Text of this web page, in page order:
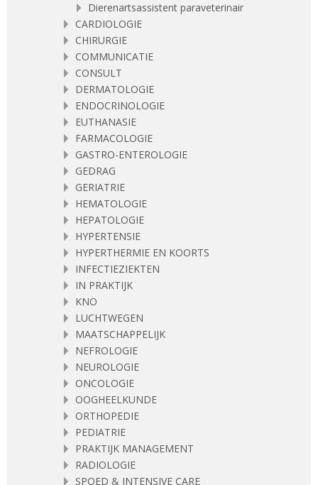
Dierenartsassistent paraveterinair
CARDIOLOGIE
CHIRURGIE
COMMUNICATIE
CONSULT
DERMATOLOGIE
ENDOCRINOLOGIE
EUTHANASIE
FARMACOLOGIE
GASTRO-ENTEROLOGIE
GEDRAG
GERIATRIE
HEMATOLOGIE
HEPATOLOGIE
HYPERTENSIE
HYPERTHERMIE EN KOORTS
INFECTIEZIEKTEN
IN PRAKTIJK
KNO
LUCHTWEGEN
MAATSCHAPPELIJK
NEFROLOGIE
NEUROLOGIE
ONCOLOGIE
OOGHEELKUNDE
ORTHOPEDIE
PEDIATRIE
PRAKTIJK MANAGEMENT
RADIOLOGIE
SPOED & INTENSIVE CARE